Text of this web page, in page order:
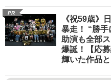
PR
《祝59歳》
暴走！ “勝手
助演も全部
爆誕！【応
輝いた作品と